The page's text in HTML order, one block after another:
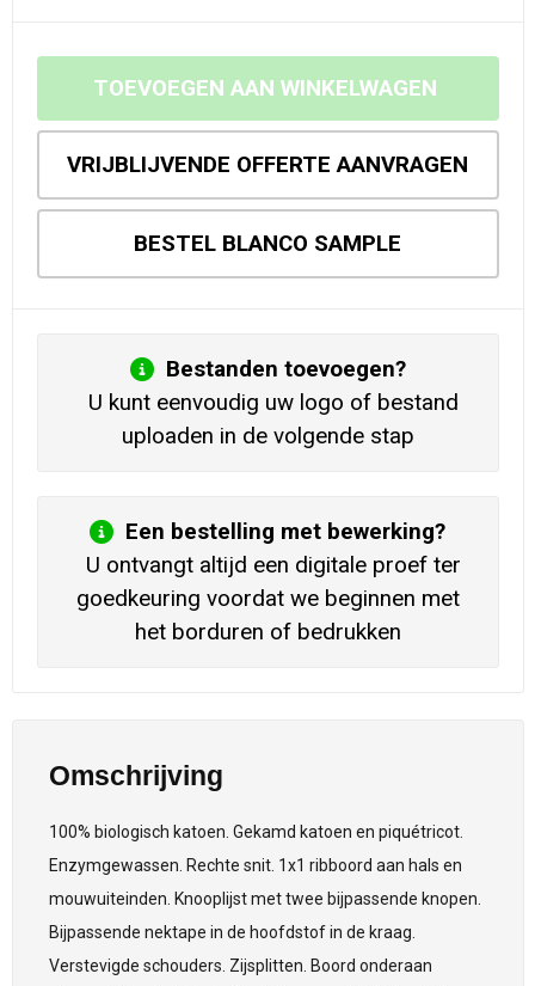
TOEVOEGEN AAN WINKELWAGEN
VRIJBLIJVENDE OFFERTE AANVRAGEN
BESTEL BLANCO SAMPLE
Bestanden toevoegen?
U kunt eenvoudig uw logo of bestand
uploaden in de volgende stap
Een bestelling met bewerking?
U ontvangt altijd een digitale proef ter
goedkeuring voordat we beginnen met
het borduren of bedrukken
Omschrijving
100% biologisch katoen. Gekamd katoen en piquétricot.
Enzymgewassen. Rechte snit. 1x1 ribboord aan hals en
mouwuiteinden. Knooplijst met twee bijpassende knopen.
Bijpassende nektape in de hoofdstof in de kraag.
Verstevigde schouders. Zijsplitten. Boord onderaan